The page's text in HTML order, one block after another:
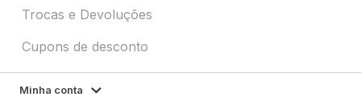
Trocas e Devoluções
Cupons de desconto
Minha conta